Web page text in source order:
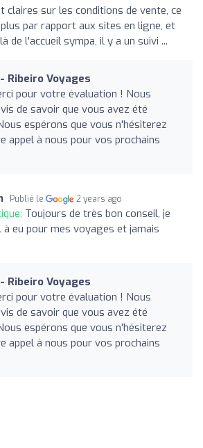
claires sur les conditions de vente, ce
par rapport aux sites en ligne, et
de l'accueil sympa, il y a un suivi ...
Ribeiro Voyages
pour votre évaluation ! Nous
de savoir que vous avez été
espérons que vous n'hésiterez
appel à nous pour vos prochains
Publié le 2 years ago
Toujours de très bon conseil, je
eu pour mes voyages et jamais
Ribeiro Voyages
pour votre évaluation ! Nous
de savoir que vous avez été
espérons que vous n'hésiterez
appel à nous pour vos prochains